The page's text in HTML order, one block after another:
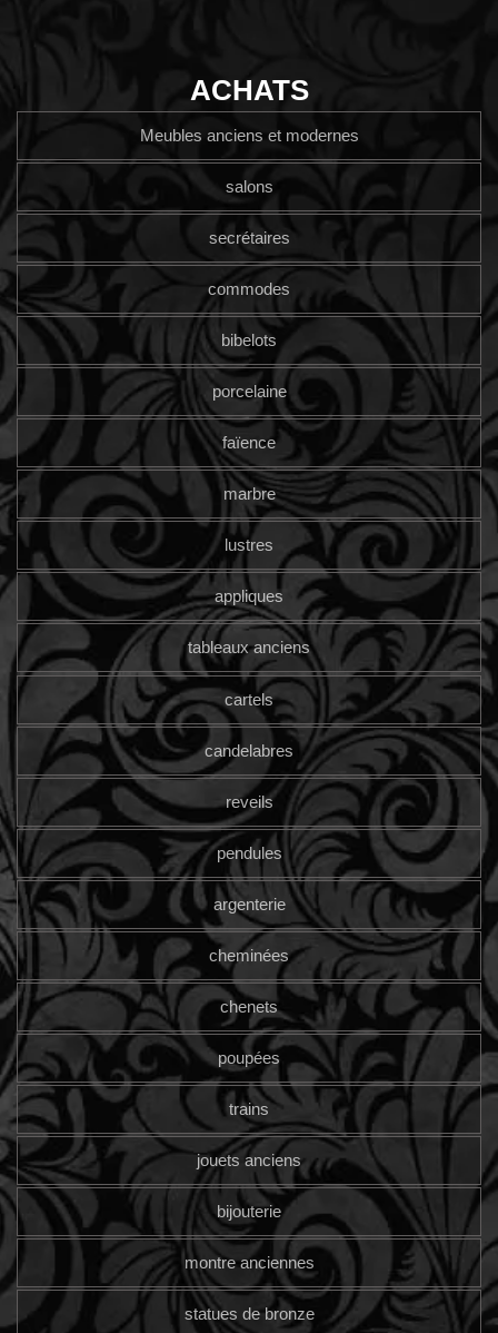
ACHATS
Meubles anciens et modernes
salons
secrétaires
commodes
bibelots
porcelaine
faïence
marbre
lustres
appliques
tableaux anciens
cartels
candelabres
reveils
pendules
argenterie
cheminées
chenets
poupées
trains
jouets anciens
bijouterie
montre anciennes
statues de bronze